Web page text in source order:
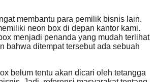
membantu para pemilik bisnis lain.
neon box di depan kantor kami.
menjadi penanda yang mudah terlihat
bahwa ditempat tersebut ada sebuah
belum tentu akan dicari oleh tetangga